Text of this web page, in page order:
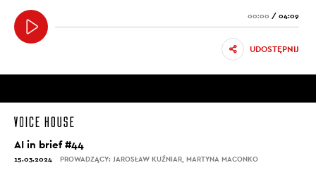
00:00 / 04:09
UDOSTĘPNIJ
AI in brief #44
15.03.2024 PROWADZĄCY: JAROSŁAW KUŹNIAR, MARTYNA MACONKO